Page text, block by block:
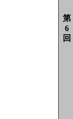
第
6
回